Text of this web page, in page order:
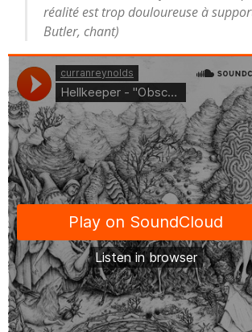
réalité est trop douloureuse à
Butler, chant)